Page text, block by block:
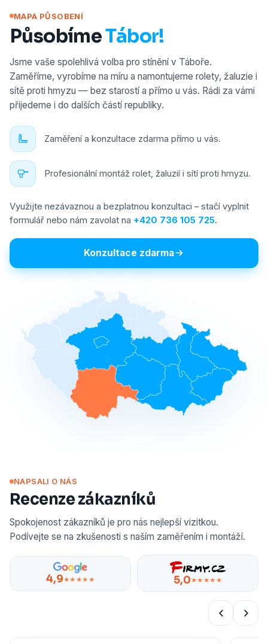
MAPA PŮSOBENÍ
PůsobímeTábor!
Jsme vaše spolehlivá volba pro stínění v Táboře.
Zaměříme, vyrobíme na míru a namontujeme rolety, žaluzie i
sítě proti hmyzu — bez starostí a přímo u vás. Rádi za vámi
přijedeme i do dalších částí republiky.
Zaměření a konzultace zdarma přímo u vás.
Profesionální montáž rolet, žaluzií i sítí proti hmyzu.
Využijte nezávaznou a bezplatnou konzultaci – stačí vyplnit
formulář nebo nám zavolat na +420 736 105 725.
Konzultace zdarma
NAPSALI O NÁS
Recenze zákazníků
Spokojenost zákazníků je pro nás nejlepší vizitkou.
Podívejte se na zkušenosti s naším zaměřením i montáží.
4,9★★★★★ 5,0★★★★★